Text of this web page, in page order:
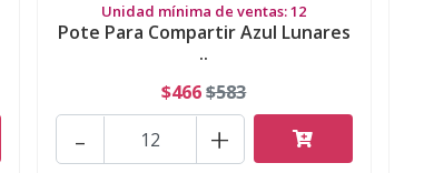
Unidad mínima de ventas: 12
Pote Para Compartir Azul Lunares
..
$466$583
+
-